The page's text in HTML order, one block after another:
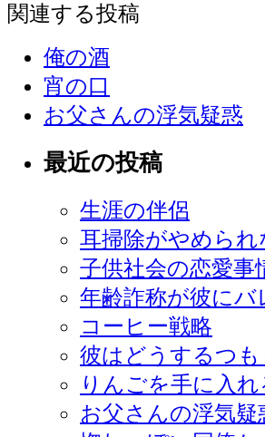
関連する投稿
俺の酒
宵の口
お父さんの浮気疑惑
最近の投稿
生涯の伴侶
耳掃除がやめられ
子供社会の恋愛事
年齢詐称が彼に
コーヒー戦略
彼はどうするつ
りんごを手に入
お父さんの浮気疑